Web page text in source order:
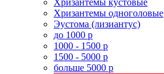
Хризантемы кустовые
Хризантемы одноголовые
Эустома (лизиантус)
до 1000 р
1000 - 1500 р
1500 - 5000 р
больше 5000 р